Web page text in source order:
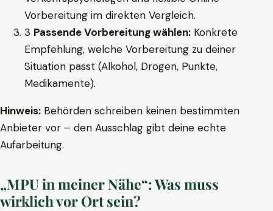
Vorbereitung im direkten Vergleich.
3 Passende Vorbereitung wählen: Konkrete
Empfehlung, welche Vorbereitung zu deiner
Situation passt (Alkohol, Drogen, Punkte,
Medikamente).
Hinweis: Behörden schreiben keinen bestimmten
Anbieter vor – den Ausschlag gibt deine echte
Aufarbeitung.
„MPU in meiner Nähe“: Was muss
wirklich vor Ort sein?